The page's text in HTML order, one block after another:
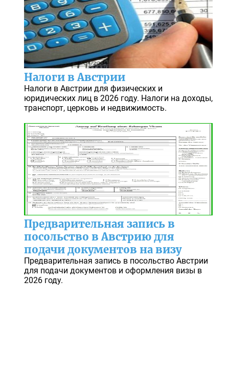
Налоги в Австрии
Налоги в Австрии для физических и
юридических лиц в 2026 году. Налоги на доходы,
транспорт, церковь и недвижимость.
Предварительная запись в
посольство в Австрию для
подачи документов на визу
Предварительная запись в посольство Австрии
для подачи документов и оформления визы в
2026 году.